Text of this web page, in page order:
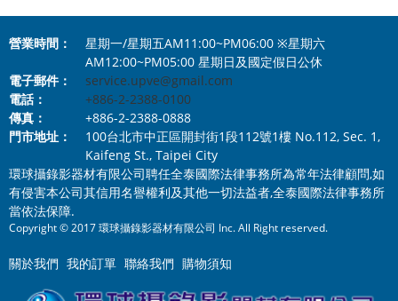
營業時間：
星期一/星期五AM11:00~PM06:00 ※星期六
AM12:00~PM05:00 星期日及國定假日公休
電子郵件：
service.upve@gmail.com
電話：
+886-2-2388-0100
傳真：
+886-2-2388-0888
門市地址：
100台北市中正區開封街1段112號1樓 No.112, Sec. 1,
Kaifeng St., Taipei City
環球攝錄影器材有限公司聘任全泰國際法律事務所為常年法律顧問,如
有侵害本公司其信用名譽權利及其他一切法益者,全泰國際法律事務所
當依法保障.
Copyright © 2017 環球攝錄影器材有限公司 Inc. All Right reserved.
關於我們 我的訂單 聯絡我們 購物須知